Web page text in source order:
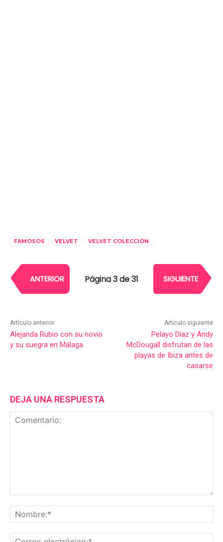
FAMOSOS VELVET VELVET COLECCIÓN
ANTERIOR Página 3 de 31 SIGUIENTE
Artículo anterior
Alejanda Rubio con su novio
y su suegra en Málaga
Artículo siguiente
Pelayo Díaz y Andy
McDougall disfrutan de las
playas de Ibiza antes de
casarse
DEJA UNA RESPUESTA